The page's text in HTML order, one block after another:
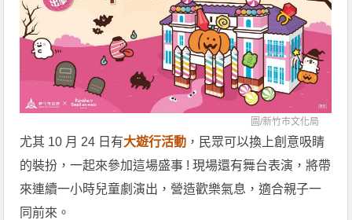
圖/新竹市文化局
尤其 10 月 24 日有大遊行活動 ，民眾可以換上創意吸睛
的裝扮，一起來參加這場盛事 ! 現場還有舞台表演，將帶
來連續一小時兒童劇演出，營造歡樂氣息，適合親子一
同前來。